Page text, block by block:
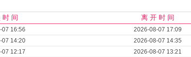
时 间 离 开 时 间
07 16:56 2026-08-07 17:09
07 14:20 2026-08-07 14:35
07 12:17 2026-08-07 13:21